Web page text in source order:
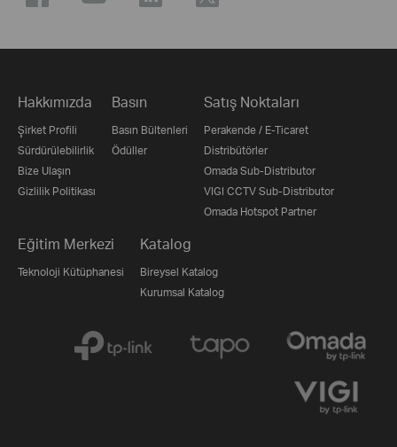
Hakkımızda
Şirket Profili
Sürdürülebilirlik
Bize Ulaşın
Gizlilik Politikası
Basın
Basın Bültenleri
Ödüller
Satış Noktaları
Perakende / E-Ticaret
Distribütörler
Omada Sub-Distributor
VIGI CCTV Sub-Distributor
Omada Hotspot Partner
Eğitim Merkezi
Teknoloji Kütüphanesi
Katalog
Bireysel Katalog
Kurumsal Katalog